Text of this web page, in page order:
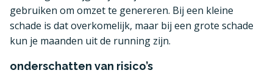
gebruiken om omzet te genereren. Bij een kleine
schade is dat overkomelijk, maar bij een grote schade
kun je maanden uit de running zijn.
onderschatten van risico’s